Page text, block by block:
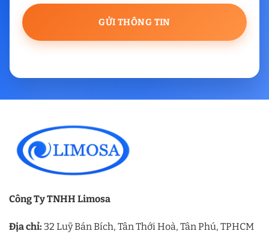
Công Ty TNHH Limosa
Địa chỉ: 32 Luỹ Bán Bích, Tân Thới Hoà, Tân Phú, TPHCM